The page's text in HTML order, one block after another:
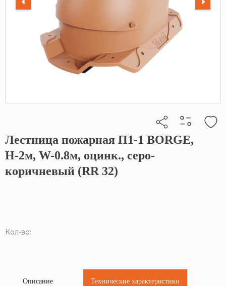
Кликните, чтобы скопировать прямую ссылку
Лестница пожарная П1-1 BORGE,
Н-2м, W-0.8м, оцинк., серо-
коричневый (RR 32)
Кол-во:
Описание Технические характеристики